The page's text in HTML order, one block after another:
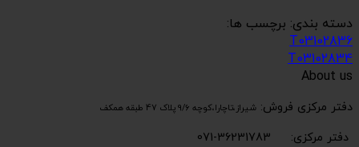
دسته بندی: برچسب ها:
T03102836
T03102834
About us
دفتر مرکزی فروش: شیراز،تاچارا،کوچه 9/6 پلاک 47 طبقه همکف
دفتر مرکزی: 36231783-071